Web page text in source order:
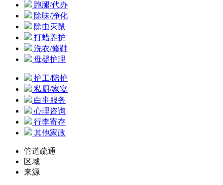
跑腿/代办
除味/净化
除虫灭鼠
打蜡养护
洗衣/修鞋
母婴护理
护工/陪护
私厨/家宴
白事服务
心理咨询
行李寄存
其他家政
管道疏通
区域
来源